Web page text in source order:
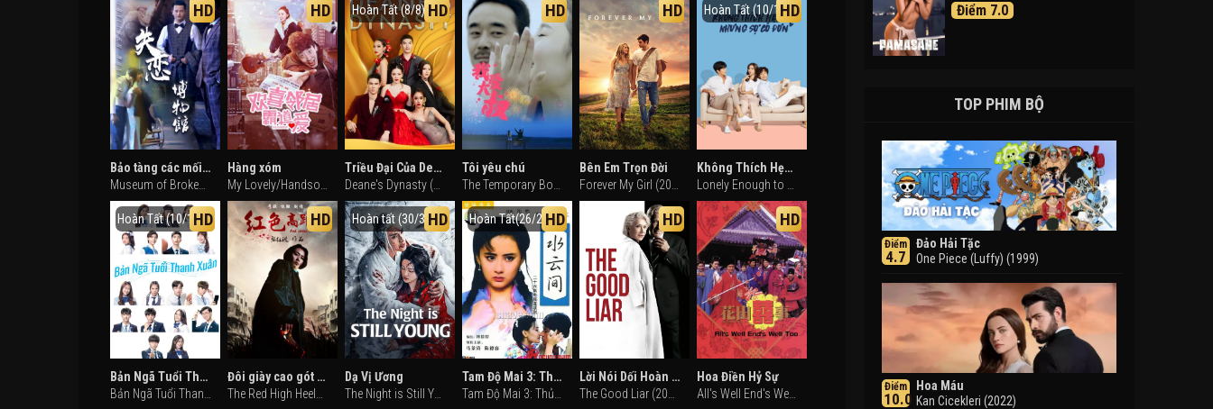
HD
Bảo tàng các mối quan hệ tan vỡ
HD
Hàng xóm
Hoàn Tất (8/8) HD
Triều Đại Của Deane
HD
Tôi yêu chú
HD
Bên Em Trọn Đời
Hoàn Tất (10/10)HD
Không Thích Hẹn Hò Nhưng Sợ Cô Đơn
Hoàn Tất (10/10)HD
Bản Ngã Tuổi Thanh Xuân
HD
Đôi giày cao gót màu đỏ
Hoàn tất (30/30)HD
Dạ Vị Ương
Hoàn Tất(26/26)HD
Tam Độ Mai 3: Thủy Vân Gian
HD
Lời Nói Dối Hoàn Hảo
HD
Hoa Điền Hỷ Sự
Điểm 7.0
TOP PHIM BỘ
Điểm
4.7
Đảo Hải Tặc
One Piece (Luffy) (1999)
Điểm
10.0
Hoa Máu
Kan Cicekleri (2022)